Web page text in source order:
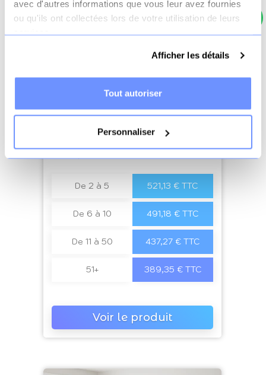
avec d'autres informations que vous leur avez fournies
ou qu'ils ont collectées lors de votre utilisation de leurs
services.
Afficher les détails
Tout autoriser
Personnaliser
Quantité Prix unitaire
De 2 à 5 521,13 € TTC
De 6 à 10 491,18 € TTC
De 11 à 50 437,27 € TTC
51+ 389,35 € TTC
Voir le produit